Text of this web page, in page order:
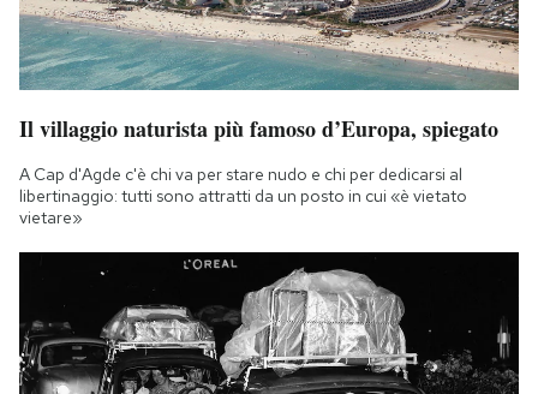
Il villaggio naturista più famoso d’Europa, spiegato
A Cap d'Agde c'è chi va per stare nudo e chi per dedicarsi al
libertinaggio: tutti sono attratti da un posto in cui «è vietato
vietare»